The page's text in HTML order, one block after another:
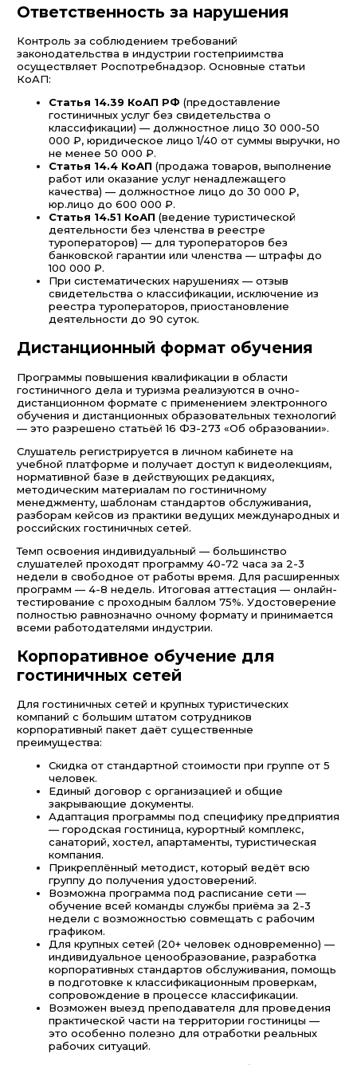
Ответственность за нарушения
Контроль за соблюдением требований
законодательства в индустрии гостеприимства
осуществляет Роспотребнадзор. Основные статьи
КоАП:
Статья 14.39 КоАП РФ (предоставление
гостиничных услуг без свидетельства о
классификации) — должностное лицо 30 000-50
000 ₽, юридическое лицо 1/40 от суммы выручки, но
не менее 50 000 ₽.
Статья 14.4 КоАП (продажа товаров, выполнение
работ или оказание услуг ненадлежащего
качества) — должностное лицо до 30 000 ₽,
юр.лицо до 600 000 ₽.
Статья 14.51 КоАП (ведение туристической
деятельности без членства в реестре
туроператоров) — для туроператоров без
банковской гарантии или членства — штрафы до
100 000 ₽.
При систематических нарушениях — отзыв
свидетельства о классификации, исключение из
реестра туроператоров, приостановление
деятельности до 90 суток.
Дистанционный формат обучения
Программы повышения квалификации в области
гостиничного дела и туризма реализуются в очно-
дистанционном формате с применением электронного
обучения и дистанционных образовательных технологий
— это разрешено статьёй 16 ФЗ-273 «Об образовании».
Слушатель регистрируется в личном кабинете на
учебной платформе и получает доступ к видеолекциям,
нормативной базе в действующих редакциях,
методическим материалам по гостиничному
менеджменту, шаблонам стандартов обслуживания,
разборам кейсов из практики ведущих международных и
российских гостиничных сетей.
Темп освоения индивидуальный — большинство
слушателей проходят программу 40-72 часа за 2-3
недели в свободное от работы время. Для расширенных
программ — 4-8 недель. Итоговая аттестация — онлайн-
тестирование с проходным баллом 75%. Удостоверение
полностью равнозначно очному формату и принимается
всеми работодателями индустрии.
Корпоративное обучение для
гостиничных сетей
Для гостиничных сетей и крупных туристических
компаний с большим штатом сотрудников
корпоративный пакет даёт существенные
преимущества:
Скидка от стандартной стоимости при группе от 5
человек.
Единый договор с организацией и общие
закрывающие документы.
Адаптация программы под специфику предприятия
— городская гостиница, курортный комплекс,
санаторий, хостел, апартаменты, туристическая
компания.
Прикреплённый методист, который ведёт всю
группу до получения удостоверений.
Возможна программа под расписание сети —
обучение всей команды службы приёма за 2-3
недели с возможностью совмещать с рабочим
графиком.
Для крупных сетей (20+ человек одновременно) —
индивидуальное ценообразование, разработка
корпоративных стандартов обслуживания, помощь
в подготовке к классификационным проверкам,
сопровождение в процессе классификации.
Возможен выезд преподавателя для проведения
практической части на территории гостиницы —
это особенно полезно для отработки реальных
рабочих ситуаций.